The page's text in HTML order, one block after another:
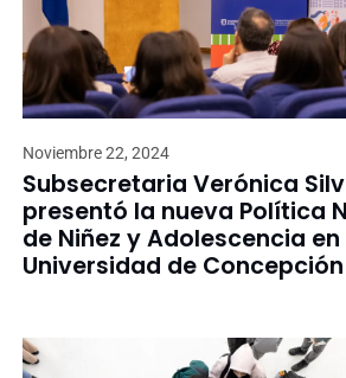
Noviembre 22, 2024
Subsecretaria Verónica
presentó la nueva Política
de Niñez y Adolescencia en
Universidad de Concepción